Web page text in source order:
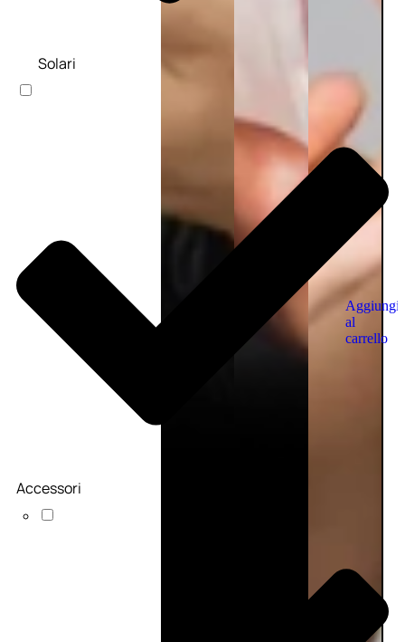
Aggiungi
al
carrello
Solari
Accessori